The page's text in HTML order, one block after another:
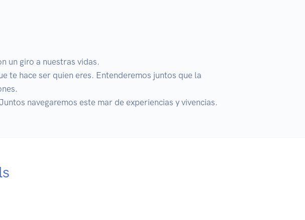
un giro a nuestras vidas.
te hace ser quien eres. Entenderemos juntos que la
navegaremos este mar de experiencias y vivencias.